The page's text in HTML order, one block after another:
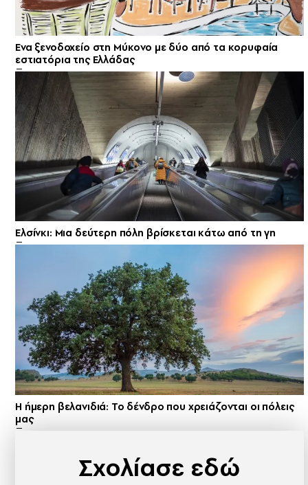
Ενα ξενοδοχείο στη Μύκονο με δύο από τα κορυφαία
εστιατόρια της Ελλάδας
Ελσίνκι: Mια δεύτερη πόλη βρίσκεται κάτω από τη γη
Η ήμερη βελανιδιά: Το δένδρο που χρειάζονται οι πόλεις
μας
Σχολίασε εδώ